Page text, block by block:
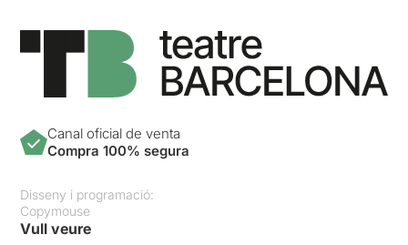
Canal oficial de venta
Compra 100% segura
Disseny i programació:
Copymouse
Vull veure